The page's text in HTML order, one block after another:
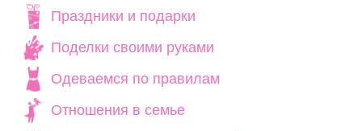
Праздники и подарки
Поделки своими руками
Одеваемся по правилам
Отношения в семье